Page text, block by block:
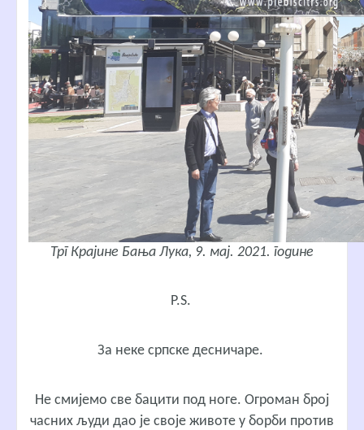
Трг Крајине Бања Лука, 9. мај. 2021. године
P.S.
За неке српске десничаре.
Не смијемо све бацити под ноге. Огроман број
часних људи дао је своје животе у борби против